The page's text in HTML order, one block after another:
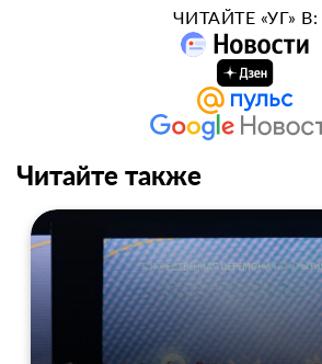
ЧИТАЙТЕ «УГ» В:
Читайте также